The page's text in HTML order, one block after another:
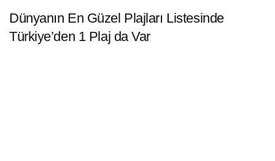
Dünyanın En Güzel Plajları Listesinde
Türkiye’den 1 Plaj da Var